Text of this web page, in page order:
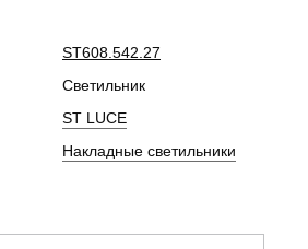
ST608.542.27
Светильник
ST LUCE
Накладные светильники